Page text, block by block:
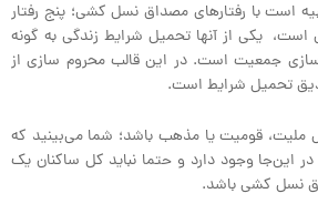
است با رفتارهای مصداق نسل کشی؛ پنج رفتار
یکی از آنها تحمیل شرایط زندگی به گونه
جمعیت است. در این قالب محروم سازی از
تحمیل شرایط است.
قومیت یا مذهب باشد؛ شما می‌بینید که
این‌جا وجود دارد و حتما نباید کل ساکنان یک
نسل کشی باشد.